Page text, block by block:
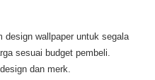
design wallpaper untuk segala
sesuai budget pembeli.
dan merk.